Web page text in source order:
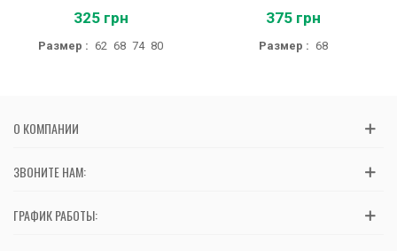
325 грн
Размер : 62 68 74 80
375 грн
Размер : 68
О КОМПАНИИ
ЗВОНИТЕ НАМ:
ГРАФИК РАБОТЫ: